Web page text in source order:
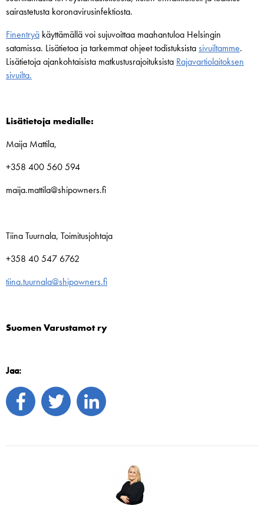
sairastetusta koronavirusinfektiosta.
Finentryä käyttämällä voi sujuvoittaa maahantuloa Helsingin
satamissa. Lisätietoa ja tarkemmat ohjeet todistuksistasivuiltamme.
Lisätietoja ajankohtaisista matkustusrajoituksista Rajavartiolaitoksen
sivuilta.
Lisätietoja medialle:
Maija Mattila,
+358 400 560 594
maija.mattila@shipowners.fi
Tiina Tuurnala, Toimitusjohtaja
+358 40 547 6762
tiina.tuurnala@shipowners.fi
Suomen Varustamot ry
Jaa: